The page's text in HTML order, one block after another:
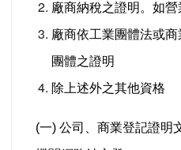
廠商納稅之證明。如
廠商依工業團體法或
團體之證明
除上述外之其他資格
(一) 公司、商業登記證明